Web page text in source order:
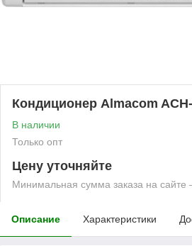
Кондиционер Almacom
В наличии
Только опт
Цену уточняйте
Минимальная сумма заказа на
Описание Характеристики